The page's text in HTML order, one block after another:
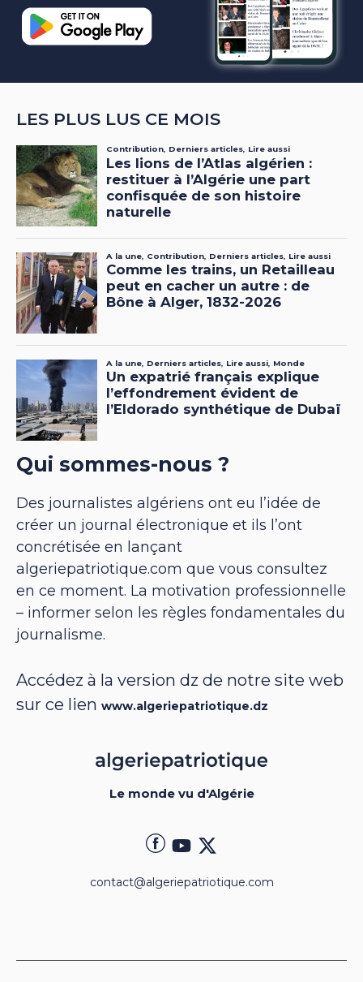
LES PLUS LUS CE MOIS
Qui sommes-nous ?
Des journalistes algériens ont eu l’idée de
créer un journal électronique et ils l’ont
concrétisée en lançant
algeriepatriotique.com que vous consultez
en ce moment. La motivation professionnelle
– informer selon les règles fondamentales du
journalisme.
Accédez à la version dz de notre site web
sur ce lien www.algeriepatriotique.dz
Le monde vu d'Algérie
contact@algeriepatriotique.com